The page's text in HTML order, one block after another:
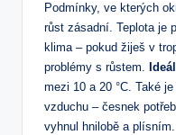
Podmínky,⁣ ve kterých
růst zásadní. Teplota ⁤je
klima – pokud žiješ v
problémy s růstem.
mezi 10 a‌ 20 °C. Také
vzduchu – česnek
vyhnul hnilobě a plísním.